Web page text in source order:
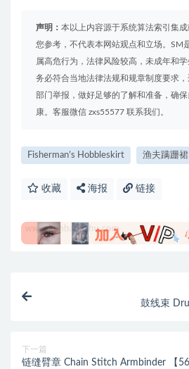
声明： 本以上内容源于系统算法索引集
您参考，不代表本网站观点和立场。SM
属高危行为，法律风险较高，未成年和
务必符合当地法律法规和规章制度要求
部门举报，做好足够的了解和准备，确
康。客服微信 zxs55577 联系我们。
Fisherman’s Hobbleskirt 渔夫蹒跚裙
收藏 海报 链接
鼓线束
下一篇
链缝臂章 Chain Stitch Armbinder 【